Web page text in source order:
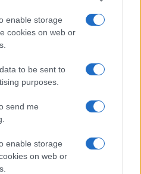
enable storage
cookies on web or
to be sent to
purposes.
send me
enable storage
on web or